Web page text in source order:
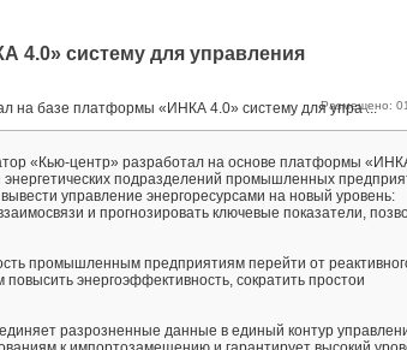
4.0» систему для управления
на базе платформы «ИНКА 4.0» систему для упра ...
Размещено:
«Кью-центр» разработал на основе платформы
подразделений промышленных
управление энергоресурсами на новый уровень:
и прогнозировать ключевые показатели,
промышленным предприятиям перейти от
энергоэффективность, сократить простои
разрозненные данные в единый контур